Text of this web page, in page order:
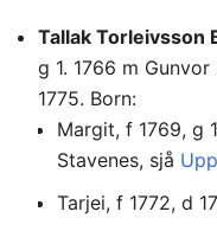
Tallak Torleivsson
g 1. 1766 m
1775. Born:
Margit, f 1769, g
Stavenes, sjå
Tarjei, f 1772, d